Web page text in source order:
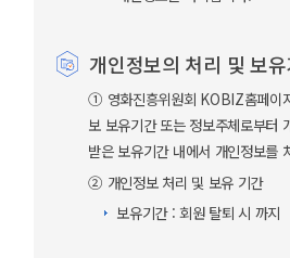
개인정보의 처리 및 보
① 영화진흥위원회 KOBIZ홈페이
보 보유기간 또는 정보주체로부터
받은 보유기간 내에서 개인정보를
② 개인정보 처리 및 보유 기간
보유기간 : 회원 탈퇴 시 까지